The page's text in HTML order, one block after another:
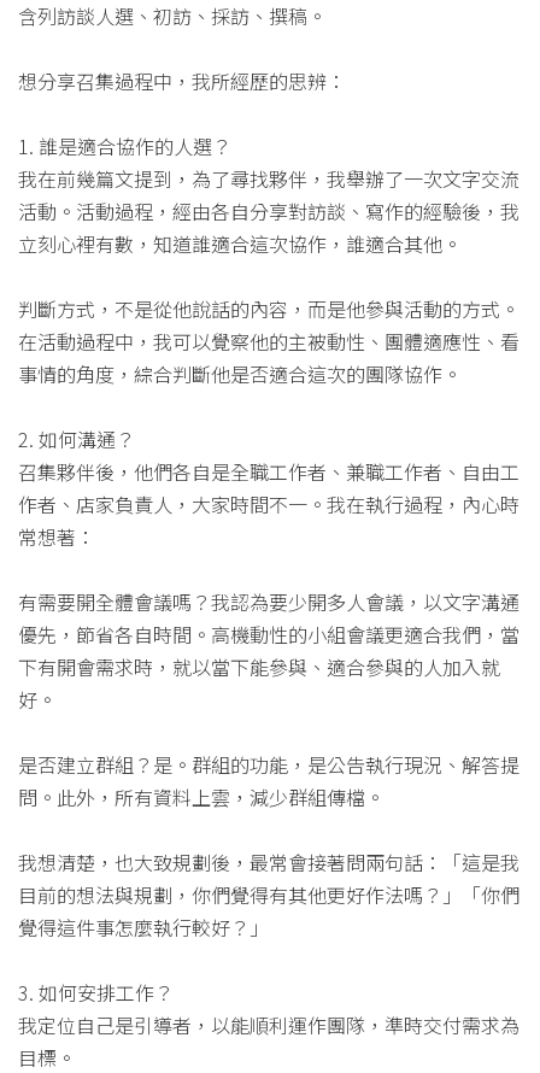
含列訪談人選、初訪、採訪、撰稿。
想分享召集過程中，我所經歷的思辨：
1. 誰是適合協作的人選？
我在前幾篇文提到，為了尋找夥伴，我舉辦了一次文字交流
活動。活動過程，經由各自分享對訪談、寫作的經驗後，我
立刻心裡有數，知道誰適合這次協作，誰適合其他。
判斷方式，不是從他說話的內容，而是他參與活動的方式。
在活動過程中，我可以覺察他的主被動性、團體適應性、看
事情的角度，綜合判斷他是否適合這次的團隊協作。
2. 如何溝通？
召集夥伴後，他們各自是全職工作者、兼職工作者、自由工
作者、店家負責人，大家時間不一。我在執行過程，內心時
常想著：
有需要開全體會議嗎？我認為要少開多人會議，以文字溝通
優先，節省各自時間。高機動性的小組會議更適合我們，當
下有開會需求時，就以當下能參與、適合參與的人加入就
好。
是否建立群組？是。群組的功能，是公告執行現況、解答提
問。此外，所有資料上雲，減少群組傳檔。
我想清楚，也大致規劃後，最常會接著問兩句話：「這是我
目前的想法與規劃，你們覺得有其他更好作法嗎？」「你們
覺得這件事怎麼執行較好？」
3. 如何安排工作？
我定位自己是引導者，以能順利運作團隊，準時交付需求為
目標。